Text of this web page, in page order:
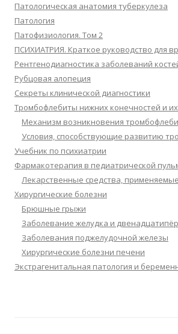
Патологическая анатомия туберкулеза
Патология
Патофизиология. Том 2
ПСИХИАТРИЯ. Краткое руководство для
Рентгенодиагностика заболеваний
Рубцовая алопеция
Секреты клинической диагностики
Тромбофлебиты нижних конечностей и
Механизм возникновения
Условия, способствующие развитию
Учебник по психиатрии
Фармакотерапия в педиатрической
Лекарственные средства,
Хирургические болезни
Брюшные грыжи
Заболевание желудка и
Заболевания поджелудочной железы
Хирургические болезни печени
Экстрагенитальная патология и